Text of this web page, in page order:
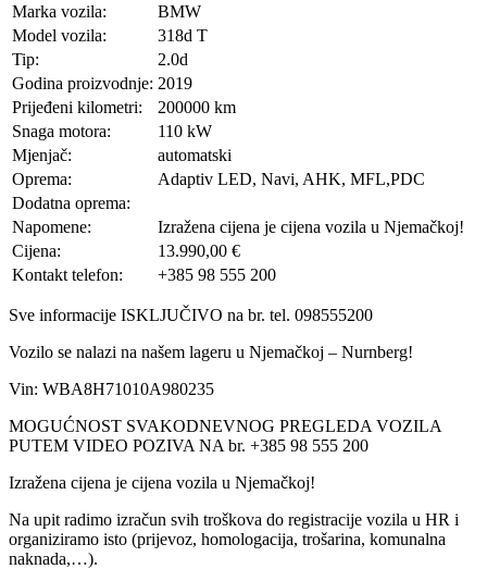
Marka vozila:
BMW
Model vozila:
318d T
Tip:
2.0d
Godina proizvodnje: 2019
Prijeđeni kilometri:
200000 km
Snaga motora:
110 kW
Mjenjač:
automatski
Oprema:
Adaptiv LED, Navi, AHK, MFL,PDC
Dodatna oprema:
Napomene:
Izražena cijena je cijena vozila u Njemačkoj!
Cijena:
13.990,00 €
Kontakt telefon:
+385 98 555 200
Sve informacije ISKLJUČIVO na br. tel. 098555200
Vozilo se nalazi na našem lageru u Njemačkoj – Nurnberg!
Vin: WBA8H71010A980235
MOGUĆNOST SVAKODNEVNOG PREGLEDA VOZILA
PUTEM VIDEO POZIVA NA br. +385 98 555 200
Izražena cijena je cijena vozila u Njemačkoj!
Na upit radimo izračun svih troškova do registracije vozila u HR i
organiziramo isto (prijevoz, homologacija, trošarina, komunalna
naknada,…).